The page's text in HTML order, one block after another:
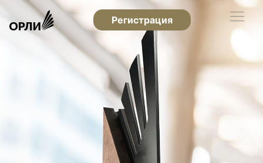
Регистрация